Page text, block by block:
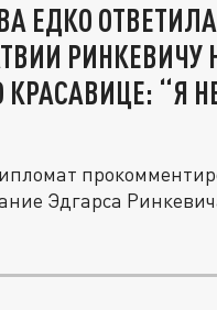
ЕДКО
РИНКЕВИЧУ
КРАСАВИЦЕ: “Я
Эдгарса